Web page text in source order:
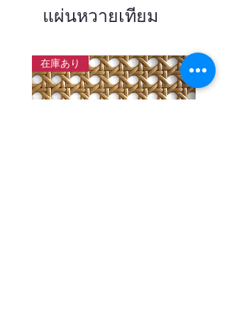
แผ่นหวายเทียม
在庫あり